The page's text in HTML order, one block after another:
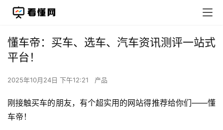
懂车帝：买车、选车、汽车资讯测评一站式
平台！
2025年10月24日 下午12:21 产品
刚接触买车的朋友，有个超实用的网站得推荐给你们——懂
车帝！